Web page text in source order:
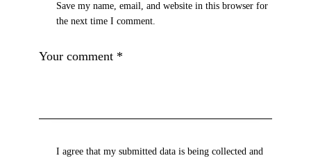
Save my name, email, and website in this browser for
the next time I comment.
I agree that my submitted data is being collected and